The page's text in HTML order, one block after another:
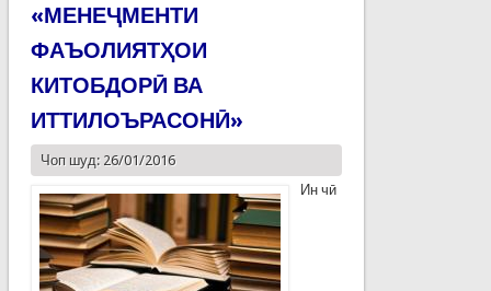
«МЕНЕҶМЕНТИ
ФАЪОЛИЯТҲОИ
КИТОБДОРӢ ВА
ИТТИЛОЪРАСОНӢ»
Чоп шуд: 26/01/2016
Ин чӣ